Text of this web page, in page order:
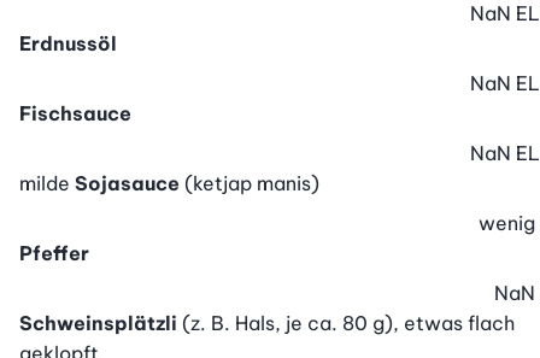
Erdnussöl
NaN EL
Fischsauce
NaN EL
milde Sojasauce (ketjap manis)
NaN EL
Pfeffer
wenig
Schweinsplätzli (z. B. Hals, je ca. 80 g), etwas flach
NaN